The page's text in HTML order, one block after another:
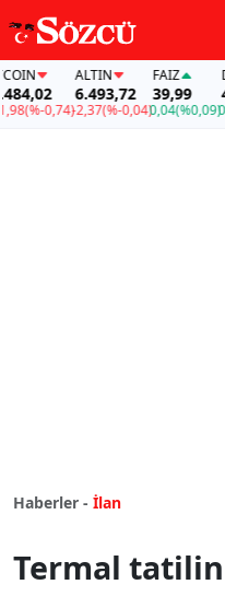
(%-0,74)
ALTIN
6.493,72
-2,37(%-0,04)
FAİZ
39,99
0,04(%0,09)
Haberler - İlan
Termal tatilin